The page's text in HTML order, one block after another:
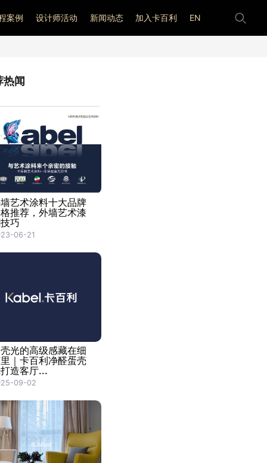
案例 设计师活动 新闻动态 加入卡百利 EN
热闻
艺术涂料十大品牌
推荐，外墙艺术漆
巧
06-21
光的高级感藏在细
｜卡百利净醛蛋壳
造客厅...
09-02